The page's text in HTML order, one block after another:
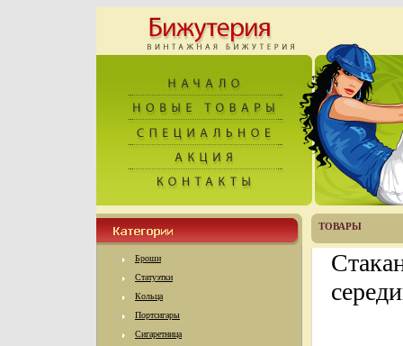
Броши
Статуэтки
Кольца
Портсигары
Сигаретница
ТОВАРЫ